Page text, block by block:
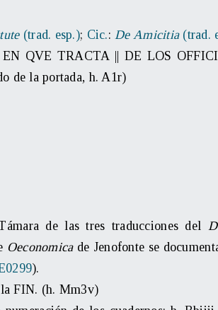
(trad. esp.); Cic.:De Amicitia(trad.
QVE TRACTA || DE LOS
de la portada, h. A1r)
de las tres traducciones del
Oeconomicade Jenofonte se
).
FIN. (h. Mm3v)